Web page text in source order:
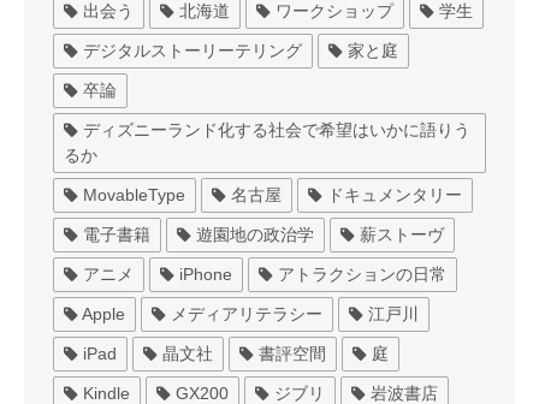
出会う 北海道 ワークショップ 学生
デジタルストーリーテリング 家と庭
卒論
ディズニーランド化する社会で希望はいかに語りう
るか
MovableType 名古屋 ドキュメンタリー
電子書籍 遊園地の政治学 薪ストーヴ
アニメ iPhone アトラクションの日常
Apple メディアリテラシー 江戸川
iPad 晶文社 書評空間 庭
Kindle GX200 ジブリ 岩波書店